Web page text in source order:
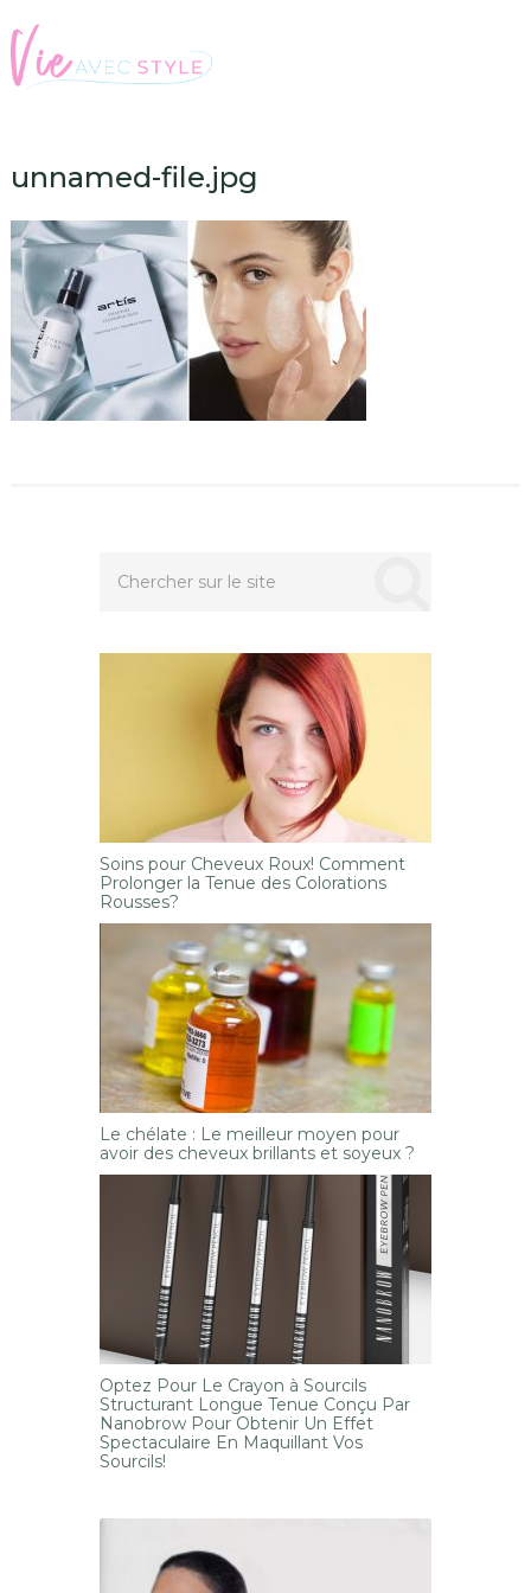
unnamed-file.jpg
Soins pour Cheveux Roux! Comment
Prolonger la Tenue des Colorations
Rousses?
Le chélate : Le meilleur moyen pour
avoir des cheveux brillants et soyeux ?
Optez Pour Le Crayon à Sourcils
Structurant Longue Tenue Conçu Par
Nanobrow Pour Obtenir Un Effet
Spectaculaire En Maquillant Vos
Sourcils!